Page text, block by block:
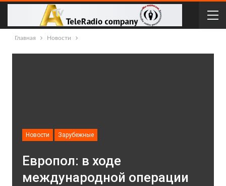
Главная Новости
Новости Зарубежные
Европол: в ходе
международной операции